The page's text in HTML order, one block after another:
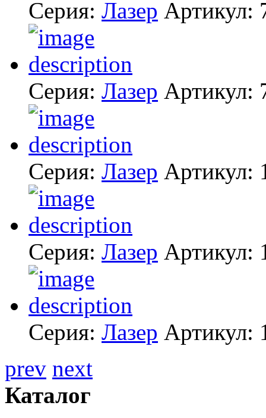
Серия: Лазер Артикул:
Серия: Лазер Артикул:
Серия: Лазер Артикул:
Серия: Лазер Артикул:
Серия: Лазер Артикул:
prev next
Каталог